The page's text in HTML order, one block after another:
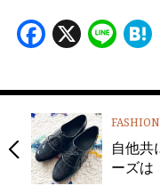
Facebook
X Line
FASHION
自他共
ーズ